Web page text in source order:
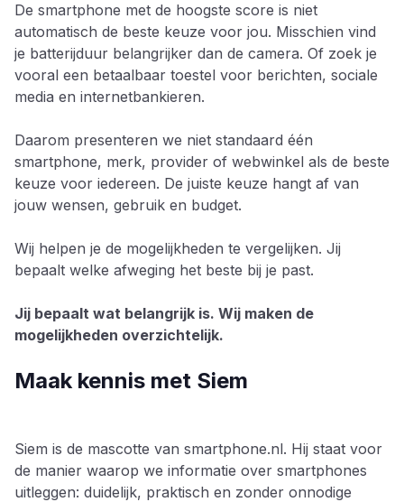
De smartphone met de hoogste score is niet
automatisch de beste keuze voor jou. Misschien vind
je batterijduur belangrijker dan de camera. Of zoek je
vooral een betaalbaar toestel voor berichten, sociale
media en internetbankieren.
Daarom presenteren we niet standaard één
smartphone, merk, provider of webwinkel als de beste
keuze voor iedereen. De juiste keuze hangt af van
jouw wensen, gebruik en budget.
Wij helpen je de mogelijkheden te vergelijken. Jij
bepaalt welke afweging het beste bij je past.
Jij bepaalt wat belangrijk is. Wij maken de
mogelijkheden overzichtelijk.
Maak kennis met Siem
Siem is de mascotte van smartphone.nl. Hij staat voor
de manier waarop we informatie over smartphones
uitleggen: duidelijk, praktisch en zonder onnodige